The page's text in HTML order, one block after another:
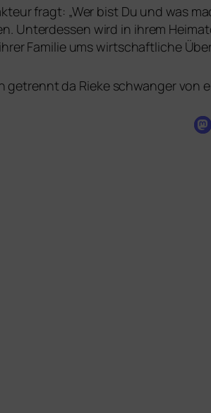
fragt: „Wer bist Du und was
Unterdessen wird in ihrem
Familie ums wirt­schaft­li­che
getrennt da Rieke schwan­ger